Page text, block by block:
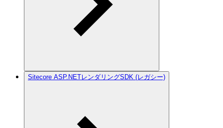
Sitecore ASP.NETレンダリングSDK (レガシー)